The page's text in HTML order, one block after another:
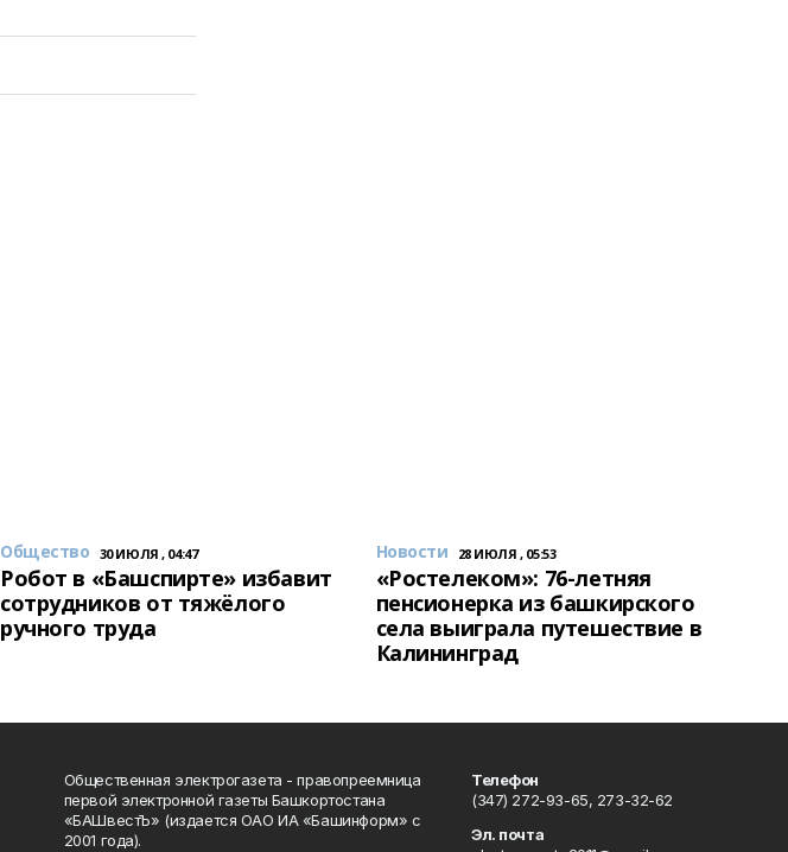
Общество 30 ИЮЛЯ , 04:47
Робот в «Башспирте» избавит
сотрудников от тяжёлого
ручного труда
Новости 28 ИЮЛЯ , 05:53
«Ростелеком»: 76-летняя
пенсионерка из башкирского
села выиграла путешествие в
Калининград
Общественная электрогазета - правопреемница
первой электронной газеты Башкортостана
«БАШвестЪ» (издается ОАО ИА «Башинформ» с
2001 года).
Телефон
(347) 272-93-65, 273-32-62
Эл. почта